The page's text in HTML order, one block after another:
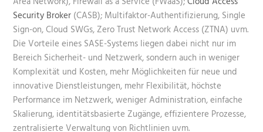
Security Broker (CASB); Multifaktor-Authentifizierung, Single
Sign-on, Cloud SWGs, Zero Trust Network Access (ZTNA) uvm.
Die Vorteile eines SASE-Systems liegen dabei nicht nur im
Bereich Sicherheit- und Netzwerk, sondern auch in weniger
Komplexität und Kosten, mehr Möglichkeiten für neue und
innovative Dienstleistungen, mehr Flexibilität, höchste
Performance im Netzwerk, weniger Administration, einfache
Skalierung, identitätsbasierte Zugänge, effizientere Prozesse,
zentralisierte Verwaltung von Richtlinien uvm.